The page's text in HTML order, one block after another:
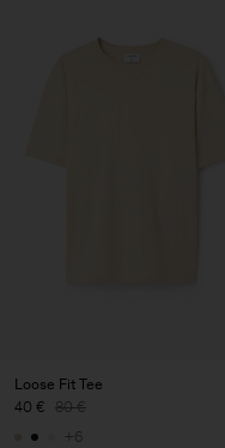
Loose Fit Tee
40 € 80 €
+6